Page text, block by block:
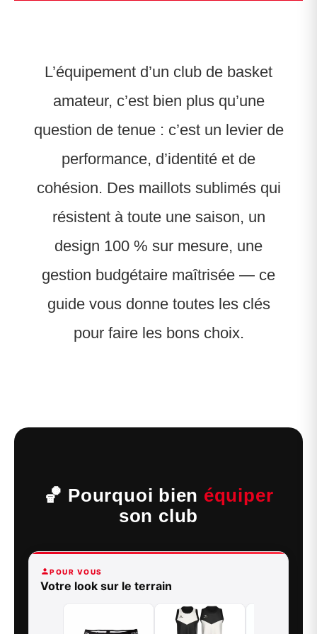
L’équipement d’un club de basket
amateur, c’est bien plus qu’une
question de tenue : c’est un levier de
performance, d’identité et de
cohésion. Des maillots sublimés qui
résistent à toute une saison, un
design 100 % sur mesure, une
gestion budgétaire maîtrisée — ce
guide vous donne toutes les clés
pour faire les bons choix.
🏀 Pourquoi bien équiper
son club
POUR VOUS
Votre look sur le terrain